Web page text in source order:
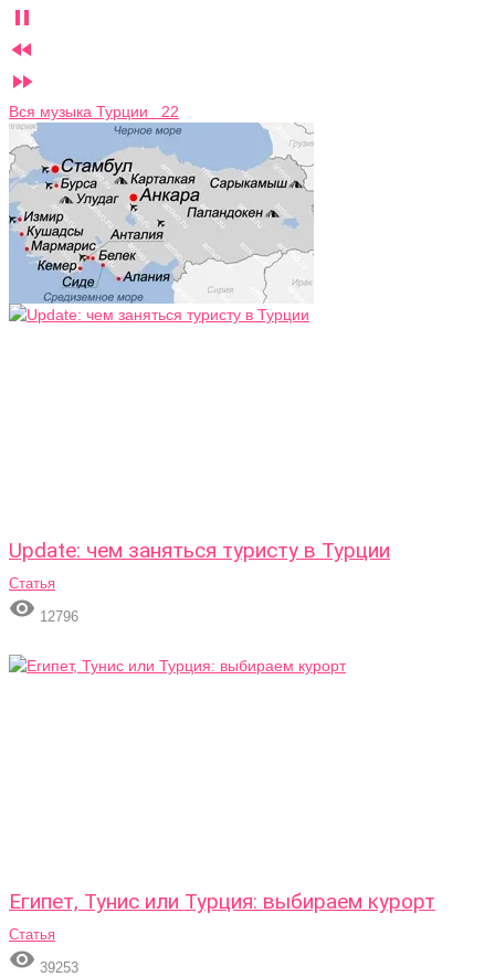



Вся музыка Турции 22
Update: чем заняться туристу в Турции
Статья
 12796
Египет, Тунис или Турция: выбираем курорт
Статья
 39253